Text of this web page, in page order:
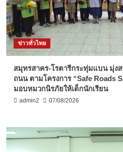
ข่าวทั่วไทย
สมุทรสาคร-โรตารีกระทุ่มแบน มุ่ง
ถนน ตามโครงการ “Safe Roads
มอบหมวกนิรภัยให้เด็กนักเรียน
admin2 07/08/2026